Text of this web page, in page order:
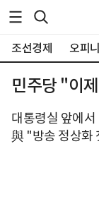
조선경제 오피
민주당 "이
대통령실 앞에
與 "방송 정상화